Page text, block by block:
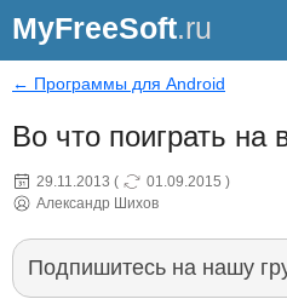
MyFreeSoft.ru
← Программы для Android
Во что поиграть на
29.11.2013 ( 01.09.2015 )
Александр Шихов
Подпишитесь на нашу